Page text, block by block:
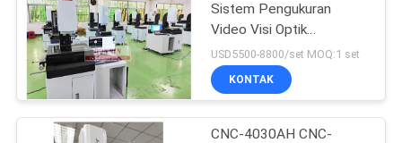
Kalorimeter
Pemindaian
Diferensial
Sistem Pengukuran
Video Visi Optik
Instrumen Pengukuran
Gambar VMS-3020
USD5500-8800/set MOQ:1 set
KONTAK
CNC-4030AH CNC-